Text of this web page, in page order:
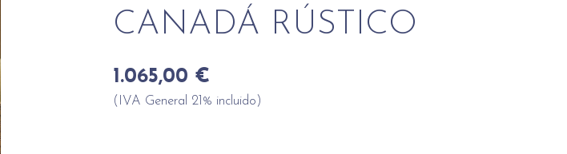
CANADÁ RÚSTICO
1.065,00 €
(IVA General 21% incluido)